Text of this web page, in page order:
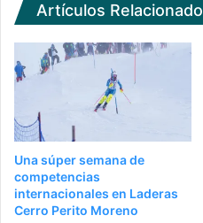
Artículos
Una súper semana de
competencias
internacionales en Laderas
Cerro Perito Moreno